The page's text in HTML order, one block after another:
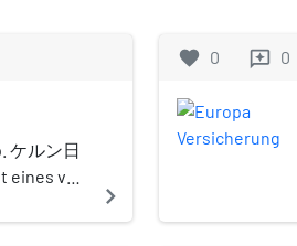
ケルン日
von
beiden
navigate_next
favorite 0 reviews 0